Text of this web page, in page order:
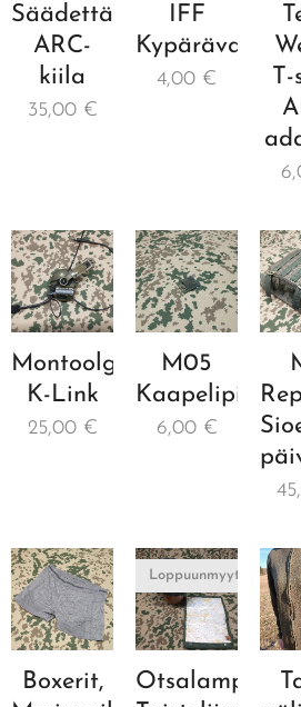
Säädettävä
ARC-
kiila
35,00€
IFF
Kypärävalo
4,00 €
Montoolgear
K-Link
25,00€
M05
Kaapelipidike
6,00€
Boxerit,
Otsalamppu,
Loppuunmyyty